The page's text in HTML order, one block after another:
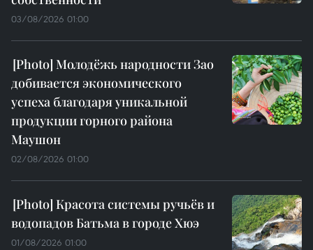
03/08/2026 01:00
Молодёжь народности Зао
добивается экономического
успеха благодаря уникальной
продукции горного района
Маушон
02/08/2026 01:00
Красота системы ручьёв и
водопадов Батьма в городе Хюэ
01/08/2026 01:00